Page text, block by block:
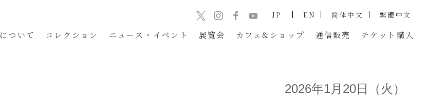
について コレクション ニュース・イベント 展覧会 カフェ&ショップ 通信販売 チケット 購入
JP EN 简体中文 繁體中文
2026年1月20日（火）